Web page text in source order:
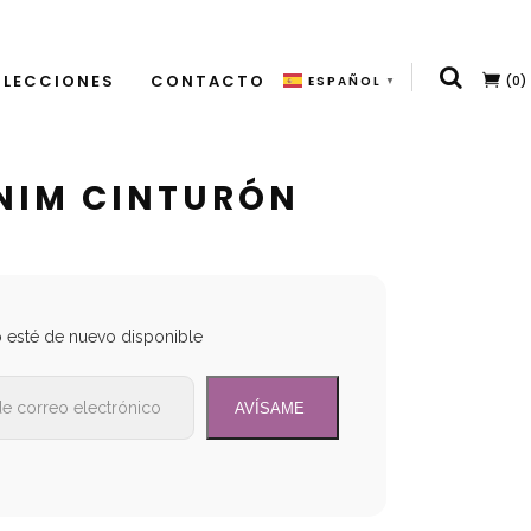
CONTACTO ESPAÑOL ▼ (0)
CINTURÓN
esté de nuevo disponible